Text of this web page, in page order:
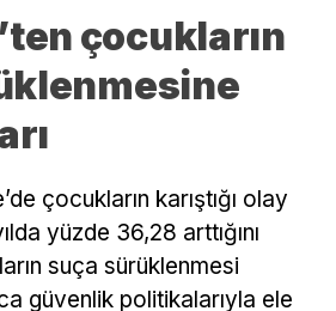
çocukların
çocukların karıştığı olay
yüzde 36,28 arttığını
suça sürüklenmesi
güvenlik politikalarıyla ele